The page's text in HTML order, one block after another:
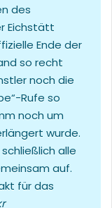
des
Eichstätt
Ende der
so recht
noch die
Rufe so
noch um
wurde.
alle
auf.
für das